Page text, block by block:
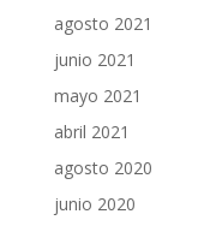
agosto 2021
junio 2021
mayo 2021
abril 2021
agosto 2020
junio 2020